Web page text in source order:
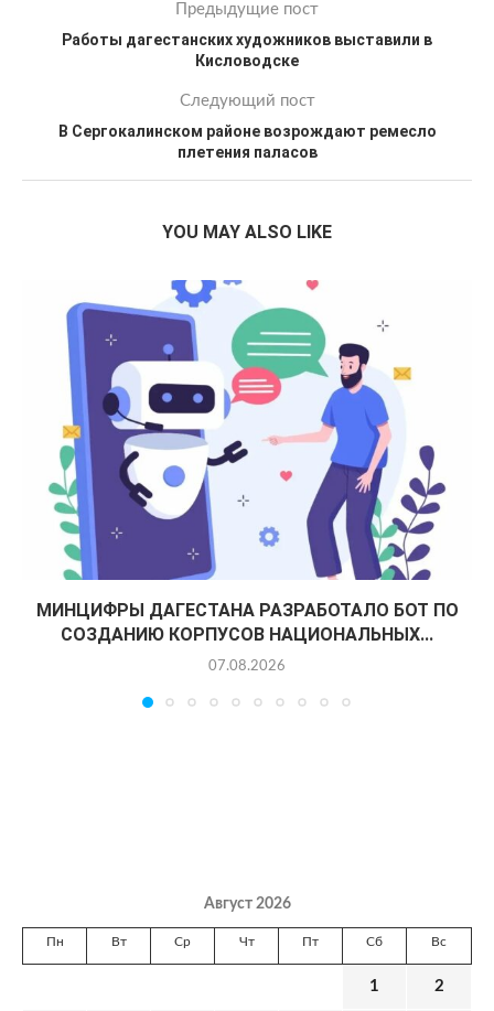
Предыдущие пост
Работы дагестанских художников выставили в
Кисловодске
Следующий пост
В Сергокалинском районе возрождают ремесло
плетения паласов
YOU MAY ALSO LIKE
МИНЦИФРЫ ДАГЕСТАНА РАЗРАБОТАЛО БОТ ПО
СОЗДАНИЮ КОРПУСОВ НАЦИОНАЛЬНЫХ...
07.08.2026
Август 2026
Пн Вт Ср Чт Пт Сб Вс
1 2